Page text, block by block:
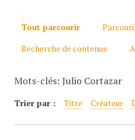
Tout parcourir
Recherche de contenus
Mots-clés: Julio Cortazar
Trier par : Titre Créateur